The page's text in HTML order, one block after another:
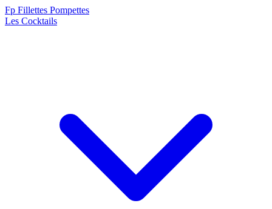
Fp Fillettes Pompettes
Les Cocktails